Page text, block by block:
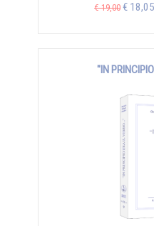
€ 19,00 € 18,05
"IN